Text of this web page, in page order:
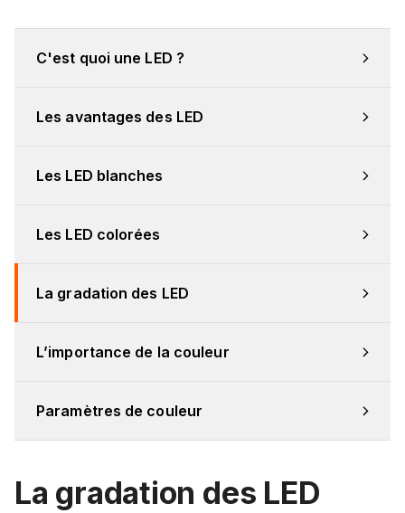
C'est quoi une LED ?
Les avantages des LED
Les LED blanches
Les LED colorées
La gradation des LED
L’importance de la couleur
Paramètres de couleur
La gradation des LED